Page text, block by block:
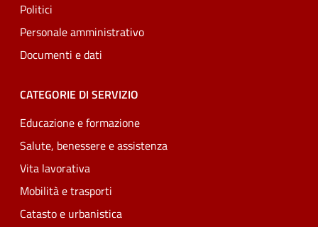
Politici
Personale amministrativo
Documenti e dati
CATEGORIE DI SERVIZIO
Educazione e formazione
Salute, benessere e assistenza
Vita lavorativa
Mobilità e trasporti
Catasto e urbanistica